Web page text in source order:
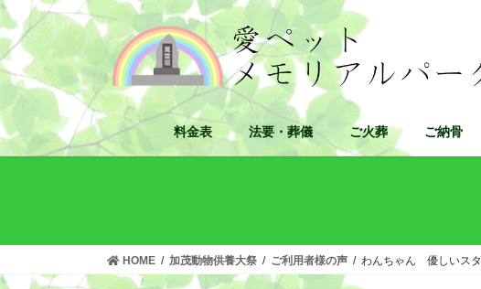
コ
ン
テ
ン
へ
ス
ナ
ビ
ゲ
ー
ョ
ン
料金表 法要・葬儀 ご火葬 ご納骨
HOME 加茂動物供養大祭 ご利用者様の声 わんちゃん 優しいスタ